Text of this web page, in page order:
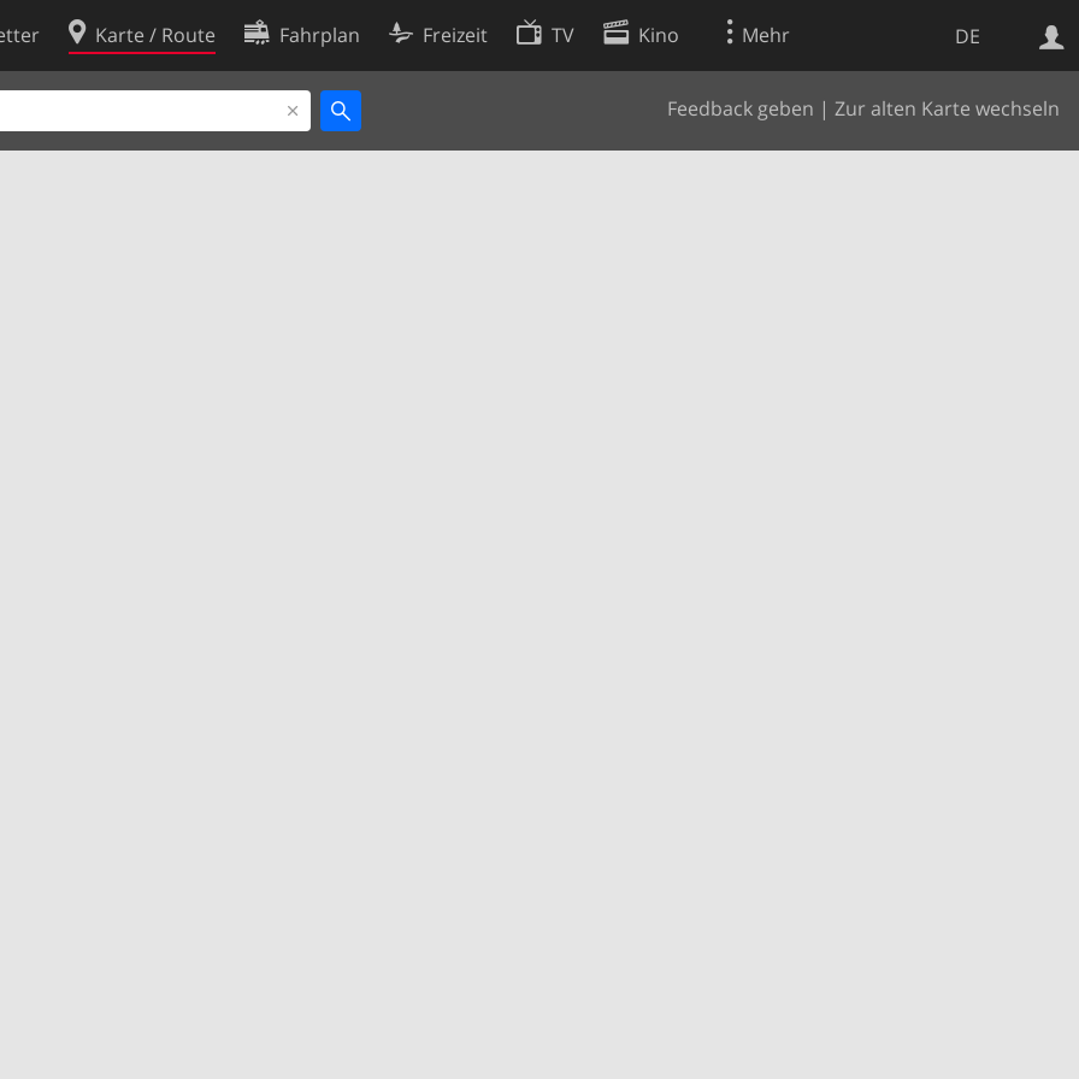
DE
Karte / Route Fahrplan Freizeit TV Kino Mehr
Feedback geben | Zur alten Karte wechseln
Websuche
Cookie-Richtlinie
Cookie-Einstellungen